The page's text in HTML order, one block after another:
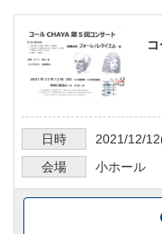
日時 2021/12/12
会場
小ホール